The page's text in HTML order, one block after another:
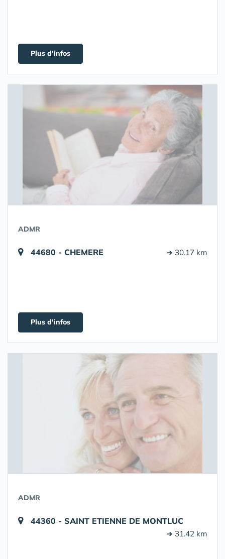
Plus d'infos
ADMR
44680 - CHEMERE ➔ 30.17 km
Plus d'infos
ADMR
44360 - SAINT ETIENNE DE MONTLUC
➔ 31.42 km